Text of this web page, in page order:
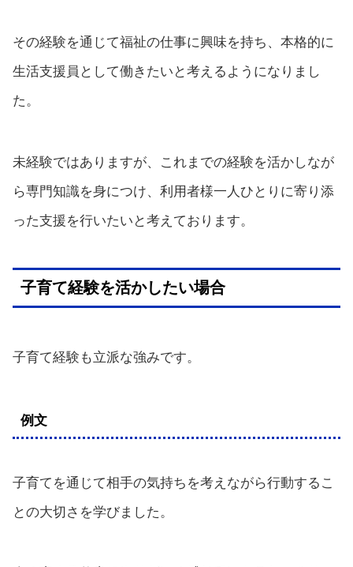
その経験を通じて福祉の仕事に興味を持ち、本格的に
生活支援員として働きたいと考えるようになりまし
た。
未経験ではありますが、これまでの経験を活かしなが
ら専門知識を身につけ、利用者様一人ひとりに寄り添
った支援を行いたいと考えております。
子育て経験を活かしたい場合
子育て経験も立派な強みです。
例文
子育てを通じて相手の気持ちを考えながら行動するこ
との大切さを学びました。